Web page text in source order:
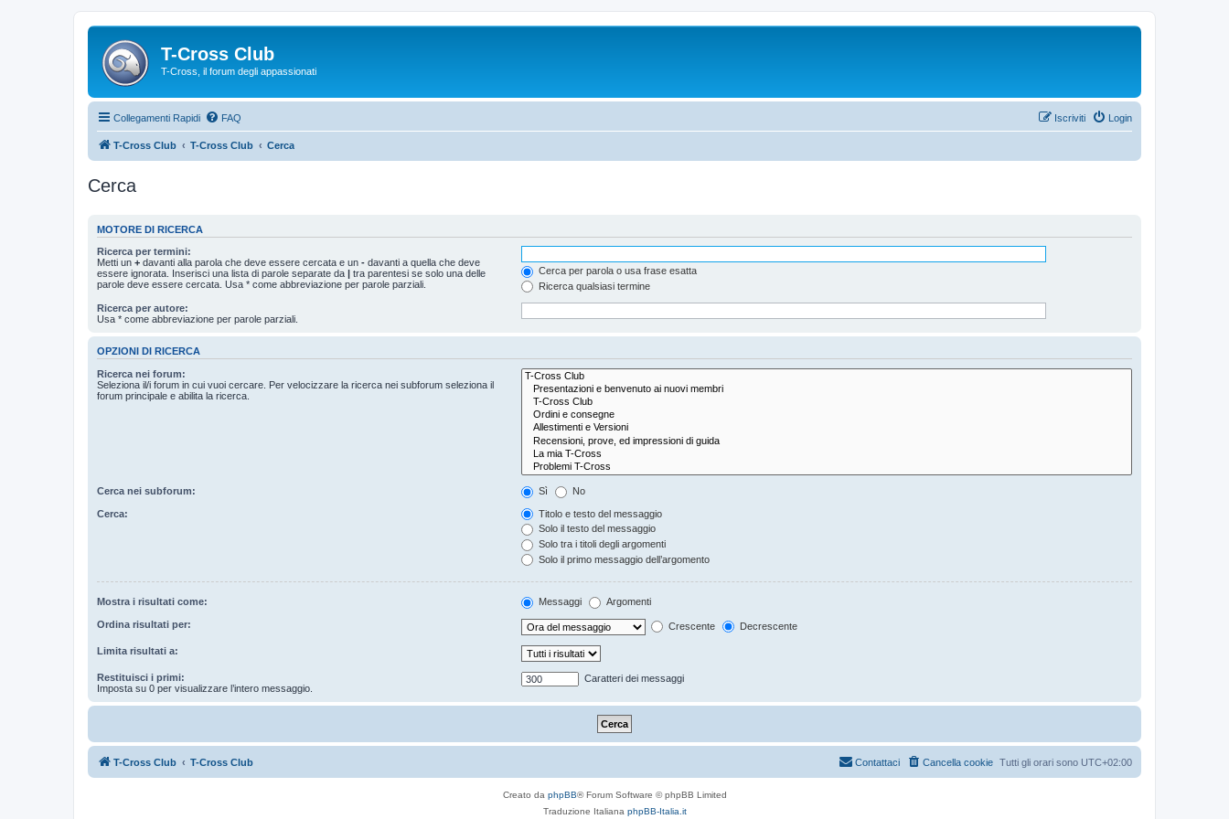
T-Cross Club
T-Cross, il forum degli appassionati
Collegamenti Rapidi FAQ Login
Iscriviti
T-Cross Club T-Cross Club Cerca
Cerca
MOTORE DI RICERCA
Ricerca per termini:
Metti un + davanti alla parola che deve essere cercata e un - davanti a quella che deve
essere ignorata. Inserisci una lista di parole separate da | tra parentesi se solo una delle
parole deve essere cercata. Usa * come abbreviazione per parole parziali.
Cerca per parola o usa frase esatta
Ricerca qualsiasi termine
Ricerca per autore:
Usa * come abbreviazione per parole parziali.
OPZIONI DI RICERCA
Ricerca nei forum:
Seleziona il/i forum in cui vuoi cercare. Per velocizzare la ricerca nei subforum seleziona il
forum principale e abilita la ricerca.
Cerca nei subforum: Sì No
Cerca:
Titolo e testo del messaggio
Solo il testo del messaggio
Solo tra i titoli degli argomenti
Solo il primo messaggio dell’argomento
Mostra i risultati come: Messaggi Argomenti
Ordina risultati per: Crescente Decrescente
Limita risultati a:
Restituisci i primi:
Imposta su 0 per visualizzare l’intero messaggio.
Caratteri dei messaggi
T-Cross Club T-Cross Club Tutti gli orari sono UTC+02:00
Cancella cookie
Contattaci
Creato da phpBB® Forum Software © phpBB Limited
Traduzione Italiana phpBB-Italia.it